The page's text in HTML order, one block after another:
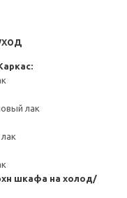
лак
шкафа на холод/